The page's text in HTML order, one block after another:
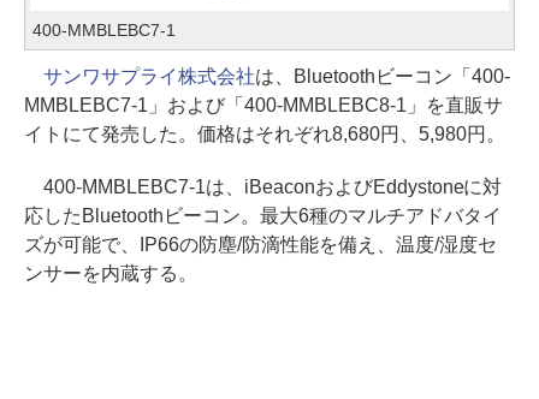
400-MMBLEBC7-1
サンワサプライ株式会社は、Bluetoothビーコン「400-
MMBLEBC7-1」および「400-MMBLEBC8-1」を直販サ
イトにて発売した。価格はそれぞれ8,680円、5,980円。
400-MMBLEBC7-1は、iBeaconおよびEddystoneに対
応したBluetoothビーコン。最大6種のマルチアドバタイ
ズが可能で、IP66の防塵/防滴性能を備え、温度/湿度セ
ンサーを内蔵する。